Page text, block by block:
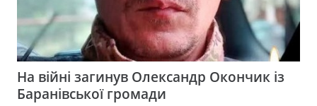
На війні загинув Олександр Окончик із
Баранівської громади